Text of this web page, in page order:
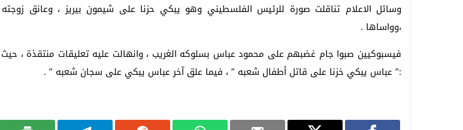
وسائل الاعلام تناقلت صورة للرئيس الفلسطيني وهو يبكي حزنا على شيمون بيريز ، وعانق زوجته
،وواساها .
فيسبوكيين صبوا جام غضبهم على محمود عباس بسلوكه الغريب ، وانهالت عليه تعليقات منتقذة ،
:” عباس يبكي خزنا على قاتل أطفال شعبه ” ، فيما علق آخر عباس يبكي على سجان شعبه ” .